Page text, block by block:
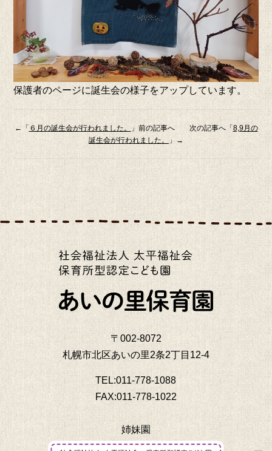
保護者のページに誕生会の様子をアップしています。
←「 ６月の誕生会が行われました。 」前の記事へ 次の記事へ「 8,9月の
誕生会が行われました。
」→
〒002-8072
札幌市北区あいの里2条2丁目12-4
TEL:011-778-1088
FAX:011-778-1022
姉妹園